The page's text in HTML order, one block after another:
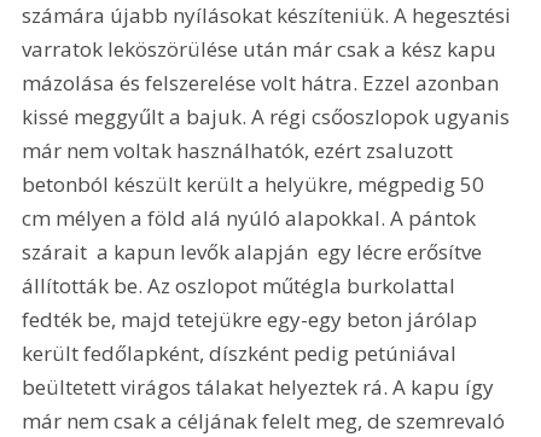
számára újabb nyílásokat készíteniük. A hegesztési
varratok leköszörülése után már csak a kész kapu
mázolása és felszerelése volt hátra. Ezzel azonban
kissé meggyűlt a bajuk. A régi csőoszlopok ugyanis
már nem voltak használhatók, ezért zsaluzott
betonból készült került a helyükre, mégpedig 50
cm mélyen a föld alá nyúló alapokkal. A pántok
szárait  a kapun levők alapján  egy lécre erősítve
állították be. Az oszlopot műtégla burkolattal
fedték be, majd tetejükre egy-egy beton járólap
került fedőlapként, díszként pedig petúniával
beültetett virágos tálakat helyeztek rá. A kapu így
már nem csak a céljának felelt meg, de szemrevaló